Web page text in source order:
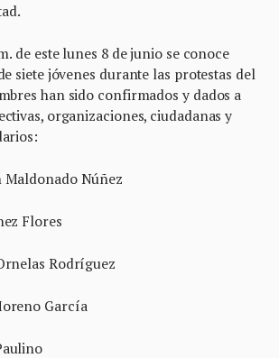
de este lunes 8 de junio se conoce
siete jóvenes durante las protestas del
han sido confirmados y dados a
organizaciones, ciudadanas y
Núñez
Flores
Rodríguez
García